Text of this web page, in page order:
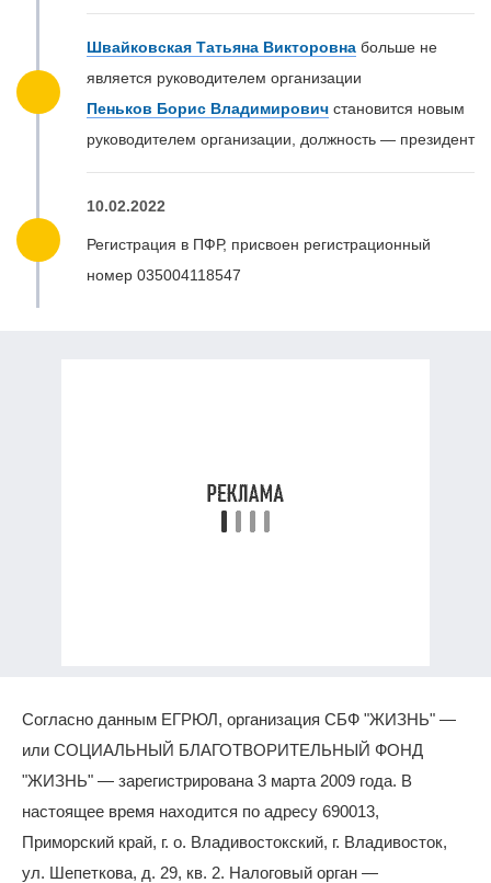
Швайковская Татьяна Викторовна больше не
является руководителем организации
Пеньков Борис Владимирович становится новым
руководителем организации, должность — президент
10.02.2022
Регистрация в ПФР, присвоен регистрационный
номер 035004118547
Согласно данным ЕГРЮЛ, организация СБФ "ЖИЗНЬ" —
или СОЦИАЛЬНЫЙ БЛАГОТВОРИТЕЛЬНЫЙ ФОНД
"ЖИЗНЬ" — зарегистрирована 3 марта 2009 года. В
настоящее время находится по адресу 690013,
Приморский край, г. о. Владивостокский, г. Владивосток,
ул. Шепеткова, д. 29, кв. 2. Налоговый орган —